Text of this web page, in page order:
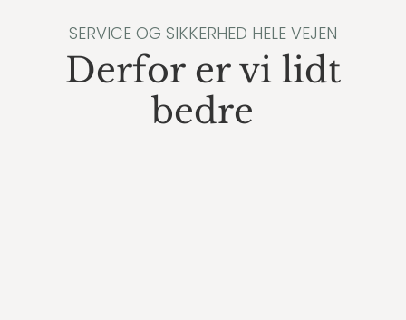
SERVICE OG SIKKERHED HELE VEJEN
Derfor er vi lidt
bedre